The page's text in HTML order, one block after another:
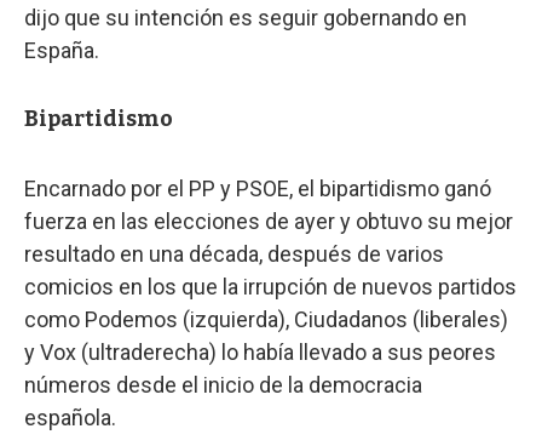
dijo que su intención es seguir gobernando en
España.
Bipartidismo
Encarnado por el PP y PSOE, el bipartidismo ganó
fuerza en las elecciones de ayer y obtuvo su mejor
resultado en una década, después de varios
comicios en los que la irrupción de nuevos partidos
como Podemos (izquierda), Ciudadanos (liberales)
y Vox (ultraderecha) lo había llevado a sus peores
números desde el inicio de la democracia
española.